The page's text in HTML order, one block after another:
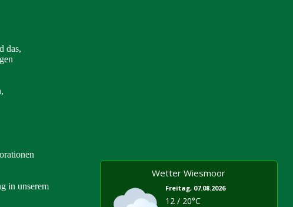
das,
in unserem
Wetter Wiesmoor
Freitag, 07.08.2026
12 / 20°C